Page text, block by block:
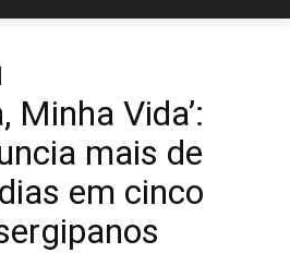
Minha Vida’:
mais de
em cinco